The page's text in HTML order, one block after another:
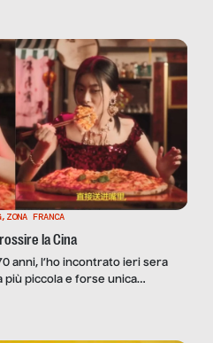
, ZONA FRANCA
la Cina
anni, l’ho incontrato ieri sera
più piccola e forse unica
rimasta nella zona di